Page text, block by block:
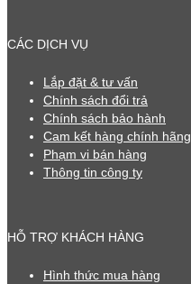
CÁC DỊCH VỤ
Lắp đặt & tư vấn
Chính sách đổi trả
Chính sách bảo hành
Cam kết hàng chính hãng
Phạm vi bán hàng
Thông tin công ty
HỖ TRỢ KHÁCH HÀNG
Hình thức mua hàng